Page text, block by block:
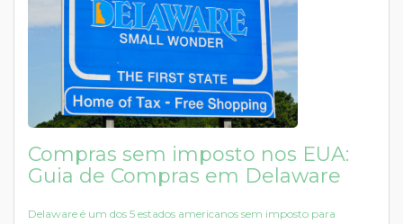
Compras sem imposto nos EUA:
Guia de Compras em Delaware
Delaware é um dos 5 estados americanos sem imposto para